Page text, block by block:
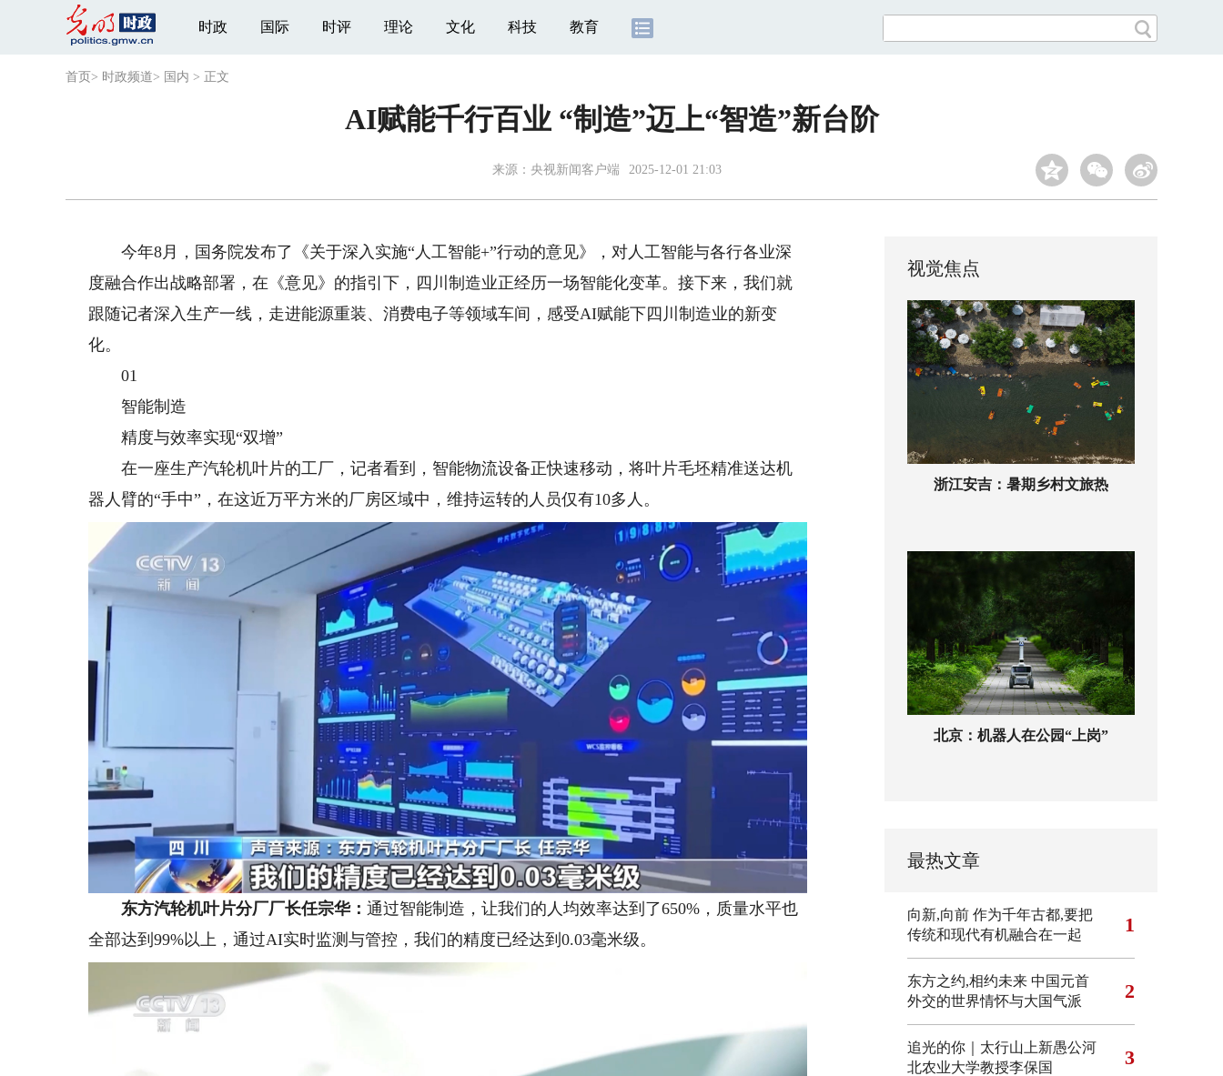
时政 国际 时评 理论 文化 科技 教育
首页 > 时政频道> 国内 > 正文
AI赋能千行百业 “制造”迈上“智造”新台阶
来源： 央视新闻客户端 2025-12-01 21:03
今年8月，国务院发布了《关于深入实施“人工智能+”行动的意见》，对人工智能与各行各业深
度融合作出战略部署，在《意见》的指引下，四川制造业正经历一场智能化变革。接下来，我们就
跟随记者深入生产一线，走进能源重装、消费电子等领域车间，感受AI赋能下四川制造业的新变
化。
01
智能制造
精度与效率实现“双增”
在一座生产汽轮机叶片的工厂，记者看到，智能物流设备正快速移动，将叶片毛坯精准送达机
器人臂的“手中”，在这近万平方米的厂房区域中，维持运转的人员仅有10多人。
东方汽轮机叶片分厂厂长任宗华：通过智能制造，让我们的人均效率达到了650%，质量水平也
全部达到99%以上，通过AI实时监测与管控，我们的精度已经达到0.03毫米级。
视觉焦点
浙江安吉：暑期乡村文旅热
北京：机器人在公园“上岗”
最热文章
向新,向前 作为千年古都,要把
传统和现代有机融合在一起
1
东方之约,相约未来 中国元首
外交的世界情怀与大国气派
2
追光的你｜太行山上新愚公河
北农业大学教授李保国
3